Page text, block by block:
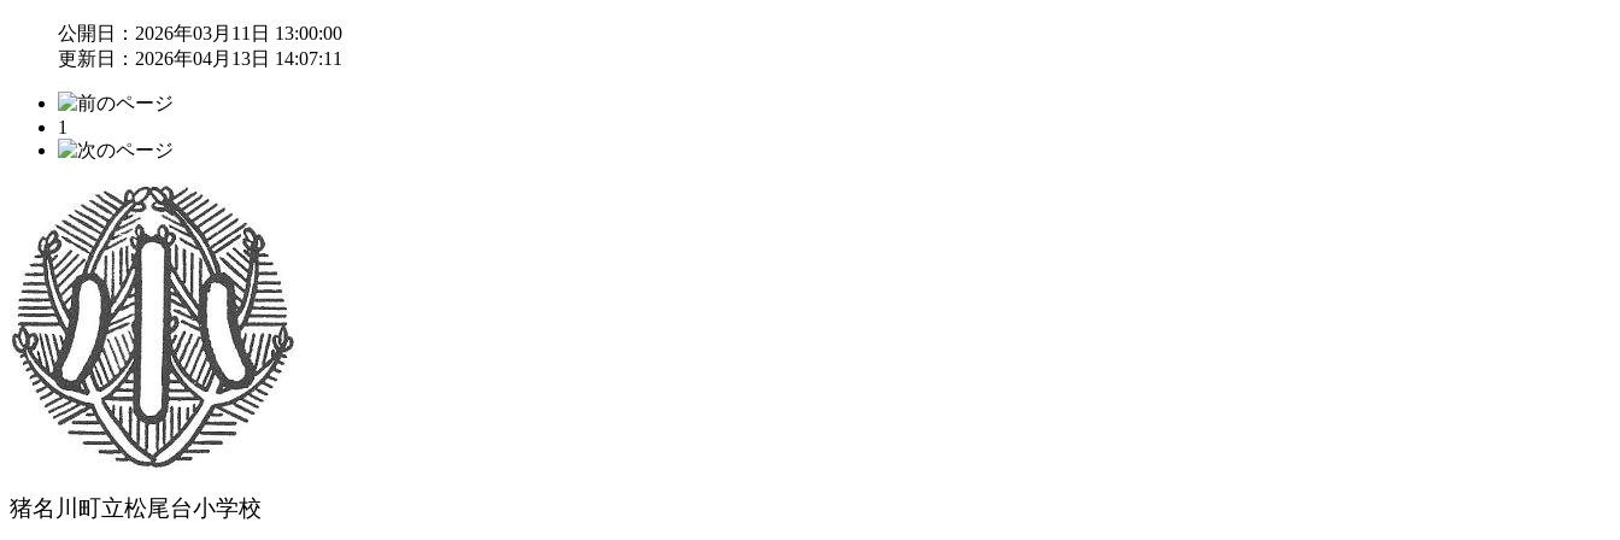
公開日：2026年03月11日 13:00:00
更新日：2026年04月13日 14:07:11
1
猪名川町立松尾台小学校